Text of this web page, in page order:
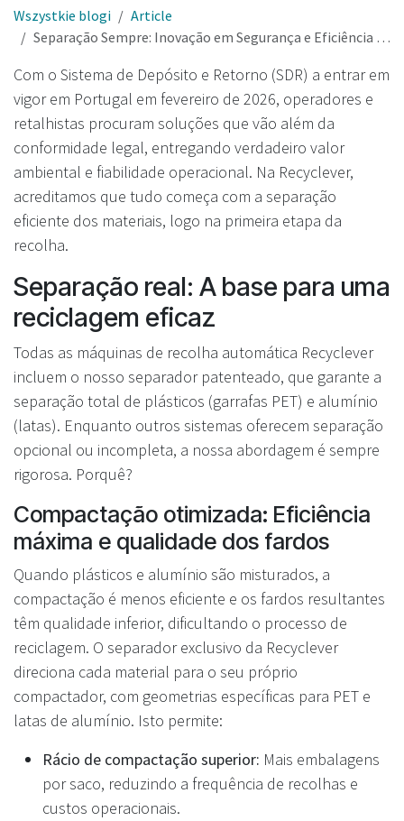
Wszystkie blogi
Article
Separação Sempre: Inovação em Segurança e Eficiência na Gestão de Materiais para o SDR em Portugal
Com o Sistema de Depósito e Retorno (SDR) a entrar em
vigor em Portugal em fevereiro de 2026, operadores e
retalhistas procuram soluções que vão além da
conformidade legal, entregando verdadeiro valor
ambiental e fiabilidade operacional. Na Recyclever,
acreditamos que tudo começa com a separação
eficiente dos materiais, logo na primeira etapa da
recolha.
Separação real: A base para uma
reciclagem eficaz
Todas as máquinas de recolha automática Recyclever
incluem o nosso separador patenteado, que garante a
separação total de plásticos (garrafas PET) e alumínio
(latas). Enquanto outros sistemas oferecem separação
opcional ou incompleta, a nossa abordagem é sempre
rigorosa. Porquê?
Compactação otimizada: Eficiência
máxima e qualidade dos fardos
Quando plásticos e alumínio são misturados, a
compactação é menos eficiente e os fardos resultantes
têm qualidade inferior, dificultando o processo de
reciclagem. O separador exclusivo da Recyclever
direciona cada material para o seu próprio
compactador, com geometrias específicas para PET e
latas de alumínio. Isto permite:
Rácio de compactação superior: Mais embalagens
por saco, reduzindo a frequência de recolhas e
custos operacionais.